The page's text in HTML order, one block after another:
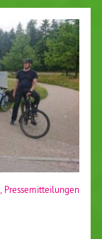
Pressemitteilungen